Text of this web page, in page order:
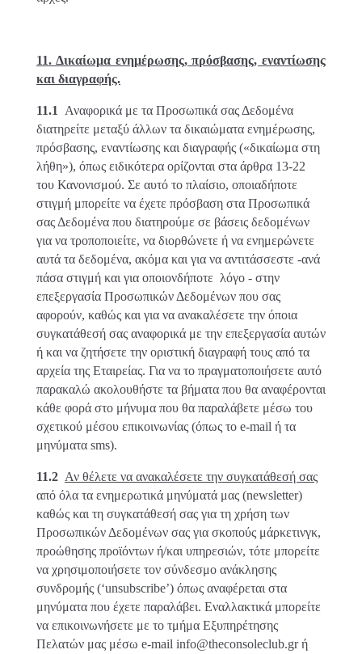
11. Δικαίωμα ενημέρωσης, πρόσβασης, εναντίωσης
και διαγραφής.
11.1 Αναφορικά με τα Προσωπικά σας Δεδομένα
διατηρείτε μεταξύ άλλων τα δικαιώματα ενημέρωσης,
πρόσβασης, εναντίωσης και διαγραφής («δικαίωμα στη
λήθη»), όπως ειδικότερα ορίζονται στα άρθρα 13-22
του Κανονισμού. Σε αυτό το πλαίσιο, οποιαδήποτε
στιγμή μπορείτε να έχετε πρόσβαση στα Προσωπικά
σας Δεδομένα που διατηρούμε σε βάσεις δεδομένων
για να τροποποιείτε, να διορθώνετε ή να ενημερώνετε
αυτά τα δεδομένα, ακόμα και για να αντιτάσσεστε -ανά
πάσα στιγμή και για οποιονδήποτε λόγο - στην
επεξεργασία Προσωπικών Δεδομένων που σας
αφορούν, καθώς και για να ανακαλέσετε την όποια
συγκατάθεσή σας αναφορικά με την επεξεργασία αυτών
ή και να ζητήσετε την οριστική διαγραφή τους από τα
αρχεία της Εταιρείας. Για να το πραγματοποιήσετε αυτό
παρακαλώ ακολουθήστε τα βήματα που θα αναφέρονται
κάθε φορά στο μήνυμα που θα παραλάβετε μέσω του
σχετικού μέσου επικοινωνίας (όπως το e-mail ή τα
μηνύματα sms).
11.2 Αν θέλετε να ανακαλέσετε την συγκατάθεσή σας
από όλα τα ενημερωτικά μηνύματά μας (newsletter)
καθώς και τη συγκατάθεσή σας για τη χρήση των
Προσωπικών Δεδομένων σας για σκοπούς μάρκετινγκ,
προώθησης προϊόντων ή/και υπηρεσιών, τότε μπορείτε
να χρησιμοποιήσετε τον σύνδεσμο ανάκλησης
συνδρομής (‘unsubscribe’) όπως αναφέρεται στα
μηνύματα που έχετε παραλάβει. Εναλλακτικά μπορείτε
να επικοινωνήσετε με το τμήμα Εξυπηρέτησης
Πελατών μας μέσω e-mail info@theconsoleclub.gr ή